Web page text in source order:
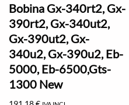
Bobina Gx-340rt2, Gx-
390rt2, Gx-340ut2,
Gx-390ut2, Gx-
340u2, Gx-390u2, Eb-
5000, Eb-6500,Gts-
1300 New